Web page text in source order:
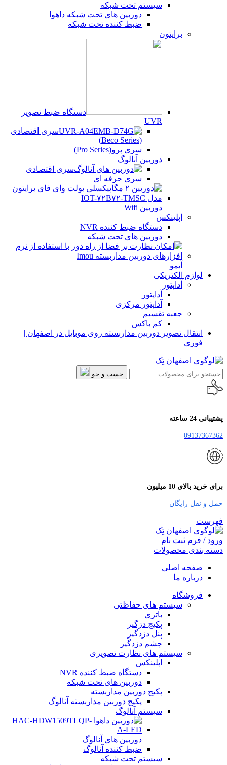
سیستم تحت شبکه
دوربین های تحت شبکه داهوا
ضبط کننده تحت شبکه
برایتون
دستگاه ضبط تصویر
UVR
سری اقتصادی
(Beco Series)
سری پرو(Pro Series)
دوربین آنالوگ
سری اقتصادی
سری حرفه ای
دوربین Wifi
اپلینکس
دستگاه ضبط کننده NVR
دوربین های تحت شبکه
آیمو
لوازم الکتریکی
آداپتور
آداپتور
آداپتور مرکزی
جعبه تقسیم
کم باکس
انتقال تصویر دوربین مداربسته روی موبایل در اصفهان |
فوری
جست و جو
پشتیبانی 24 ساعته
09137367362
برای خرید بالای 10 میلیون
حمل و نقل رایگان
فهرست
ورود / فرم ثبت نام
دسته بندی محصولات
صفحه اصلی
درباره ما
فروشگاه
سیستم های حفاظتی
باتری
پکیج دزگیر
پنل دزدگیر
چشم دزدگیر
سیستم های نظارت تصویری
اپلینکس
دستگاه ضبط کننده NVR
دوربین های تحت شبکه
پکیج دوربین مداربسته
پکیج دوربین مداربسته آنالوگ
سیستم آنالوگ
دوربین های آنالوگ
ضبط کننده آنالوگ
سیستم تحت شبکه